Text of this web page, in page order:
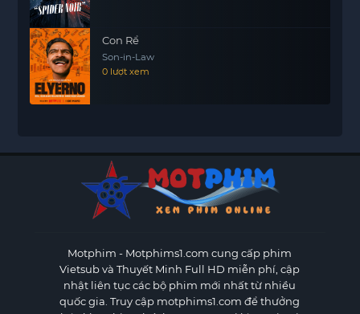
Con Rể
Son-in-Law
0 lượt xem
Motphim - Motphims1.com cung cấp phim
Vietsub và Thuyết Minh Full HD miễn phí, cập
nhật liên tục các bộ phim mới nhất từ nhiều
quốc gia. Truy cập motphims1.com để thưởng